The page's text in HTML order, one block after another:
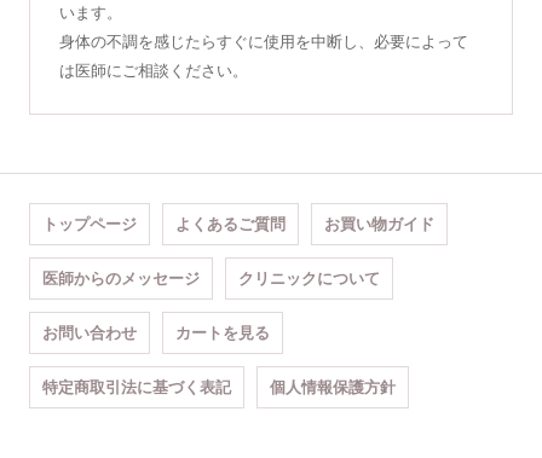
います。
身体の不調を感じたらすぐに使用を中断し、必要によって
は医師にご相談ください。
トップページ よくあるご質問 お買い物ガイド
医師からのメッセージ クリニックについて
お問い合わせ カートを見る
特定商取引法に基づく表記 個人情報保護方針